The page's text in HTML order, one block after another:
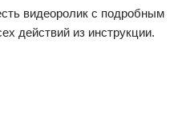
видеоролик с подробным
действий из инструкции.